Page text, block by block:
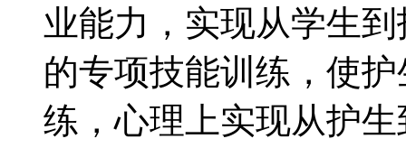
业能力，实现从学生
的专项技能训练，使
练，心理上实现从护